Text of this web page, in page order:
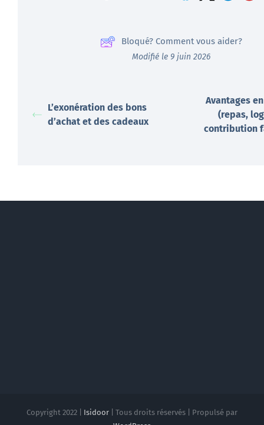
Bloqué? Comment vous aider?
Modifié le 9 juin 2026
L’exonération des bons
d’achat et des cadeaux
Avantages
(repas,
contribution
Copyright 2022 | Isidoor | Tous droits réservés | Propulsé par